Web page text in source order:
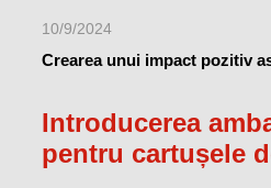
10/9/2024
Crearea unui impact pozitiv
Introducerea
pentru cartușele